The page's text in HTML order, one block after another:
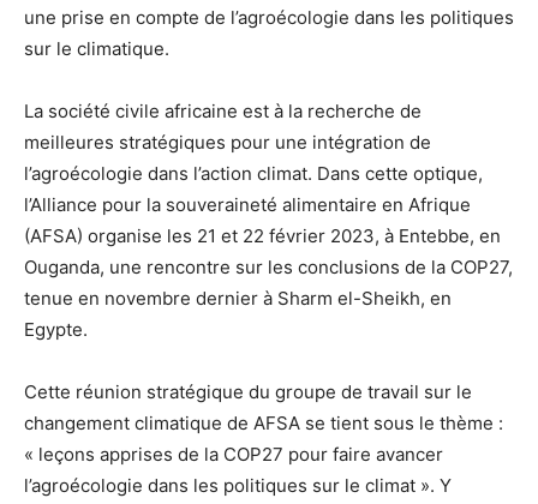
une prise en compte de l’agroécologie dans les politiques
sur le climatique.
La société civile africaine est à la recherche de
meilleures stratégiques pour une intégration de
l’agroécologie dans l’action climat. Dans cette optique,
l’Alliance pour la souveraineté alimentaire en Afrique
(AFSA) organise les 21 et 22 février 2023, à Entebbe, en
Ouganda, une rencontre sur les conclusions de la COP27,
tenue en novembre dernier à Sharm el-Sheikh, en
Egypte.
Cette réunion stratégique du groupe de travail sur le
changement climatique de AFSA se tient sous le thème :
« leçons apprises de la COP27 pour faire avancer
l’agroécologie dans les politiques sur le climat ». Y